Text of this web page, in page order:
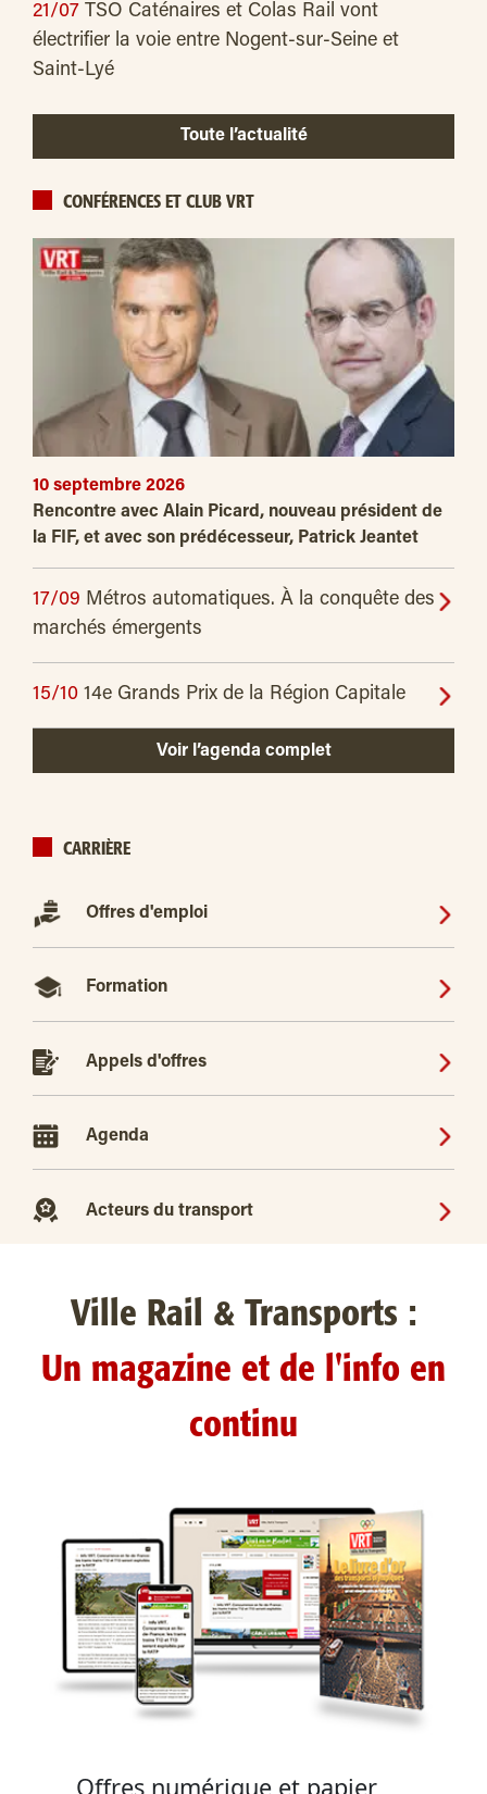
21/07 TSO Caténaires et Colas Rail vont
électrifier la voie entre Nogent-sur-Seine et
Saint-Lyé
Toute l’actualité
CONFÉRENCES ET CLUB VRT
10 septembre 2026
Rencontre avec Alain Picard, nouveau président de
la FIF, et avec son prédécesseur, Patrick Jeantet
17/09 Métros automatiques. À la conquête des
marchés émergents
15/10 14e Grands Prix de la Région Capitale
Voir l’agenda complet
CARRIÈRE
Offres d'emploi
Formation
Appels d'offres
Agenda
Acteurs du transport
Ville Rail & Transports :
Un magazine et de l'info en
continu
Offres numérique et papier